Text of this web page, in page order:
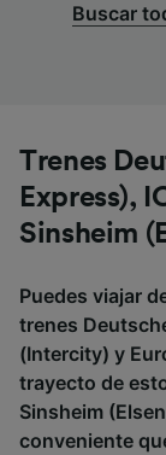
Buscar
Trenes
Express),
Sinsheim
Puedes viajar
trenes
(Intercity) y
trayecto de
Sinsheim
conveniente